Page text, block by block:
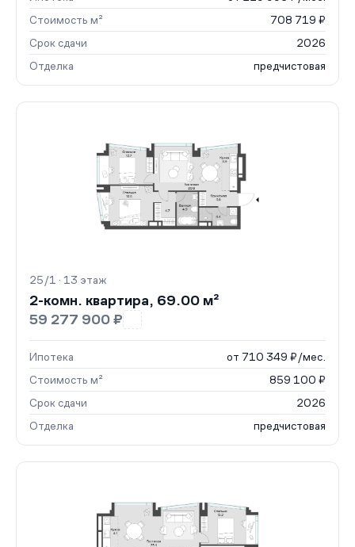
Стоимость м²
708 719 ₽
Срок сдачи
2026
Отделка
предчистовая
25/1 · 13 этаж
2-комн. квартира, 69.00 м²
59 277 900 ₽
Ипотека
от 710 349 ₽/мес.
Стоимость м²
859 100 ₽
Срок сдачи
2026
Отделка
предчистовая